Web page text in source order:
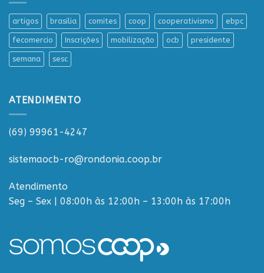
artigos brasilia comites coop cooperativismo ebpc
fecomercio Inscrições mobilização ocb presidente
semana sesc
ATENDIMENTO
(69) 99961-4247
sistemaocb-ro@rondonia.coop.br
Atendimento
Seg – Sex | 08:00h às 12:00h – 13:00h às 17:00h